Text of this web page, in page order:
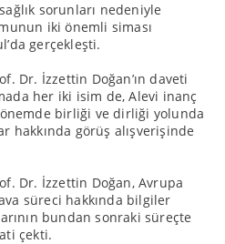
sorunları nedeniyle
iki önemli siması
gerçekleşti.
Dr. İzzettin Doğan’ın daveti
her iki isim de, Alevi inanç
birliği ve dirliği yolunda
hakkında görüş alışverişinde
Dr. İzzettin Doğan, Avrupa
süreci hakkında bilgiler
bundan sonraki süreçte
çekti.